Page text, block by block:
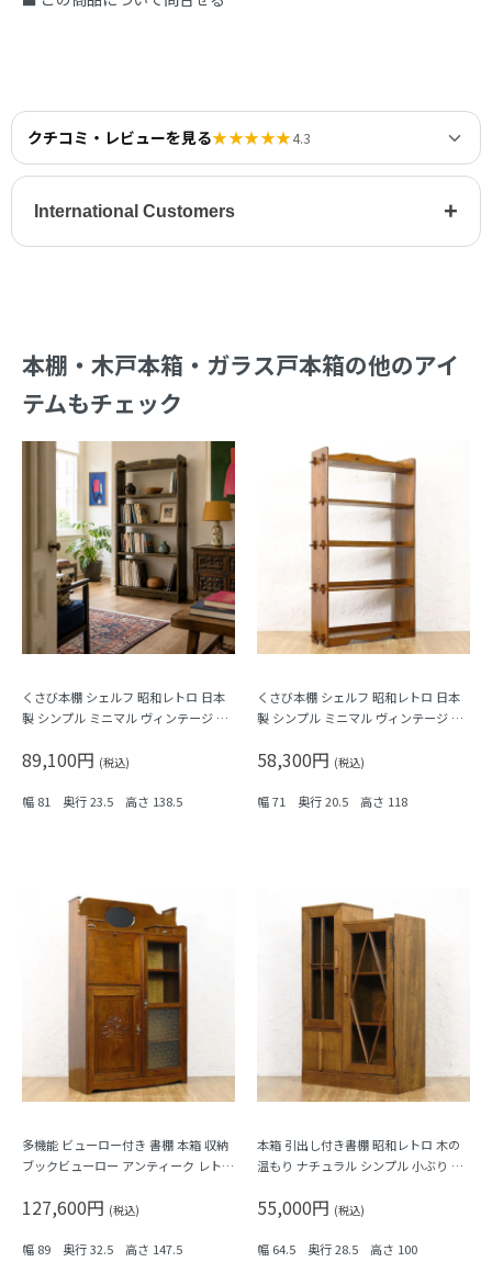
クチコミ・レビューを見る★★★★★4.3
International Customers +
本棚・木戸本箱・ガラス戸本箱の他のアイ
テムもチェック
くさび本棚 シェルフ 昭和レトロ 日本
製 シンプル ミニマル ヴィンテージ 木
89,100円 (税込)
幅 81 奥行 23.5 高さ 138.5
くさび本棚 シェルフ 昭和レトロ 日本
製 シンプル ミニマル ヴィンテージ 木
58,300円 (税込)
幅 71 奥行 20.5 高さ 118
多機能 ビューロー付き 書棚 本箱 収納
ブックビューロー アンティーク レトロ
127,600円 (税込)
幅 89 奥行 32.5 高さ 147.5
本箱 引出し付き書棚 昭和レトロ 木の
温もり ナチュラル シンプル 小ぶり 隙
ン
55,000円 (税込)
幅 64.5 奥行 28.5 高さ 100